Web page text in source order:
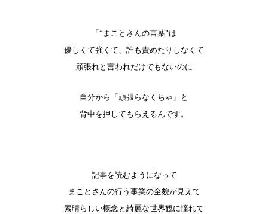
「“まことさんの言葉”は
優しくて強くて、誰も責めたりしなくて
頑張れと言われだけでもないのに
自分から「頑張らなくちゃ」と
背中を押してもらえるんです。
記事を読むようになって
まことさんの行う事業の全貌が見えて
素晴らしい概念と綺麗な世界観に憧れて